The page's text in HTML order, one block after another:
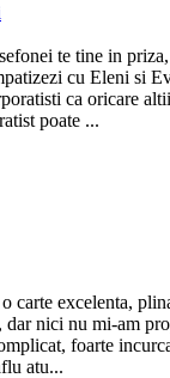
te tine in
cu Eleni si
ca oricare
poate ...
carte excelenta,
dar nici nu mi-am
foarte
atu...